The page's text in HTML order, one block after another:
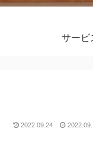
サービ
2022.09.24